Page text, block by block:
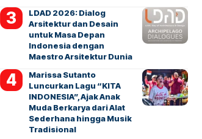
LDAD 2026: Dialog
Arsitektur dan Desain
untuk Masa Depan
Indonesia dengan
Maestro Arsitektur Dunia
Marissa Sutanto
Luncurkan Lagu “KITA
INDONESIA”, Ajak Anak
Muda Berkarya dari Alat
Sederhana hingga Musik
Tradisional